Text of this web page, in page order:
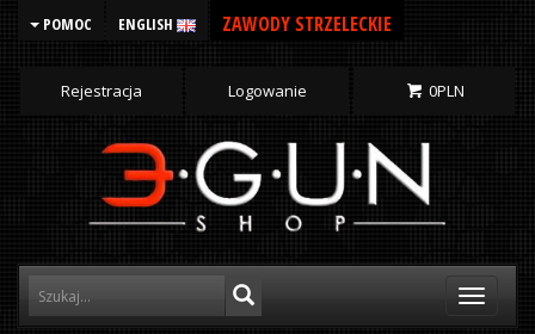
POMOC ENGLISH ZAWODY STRZELECKIE
Rejestracja Logowanie 0PLN
Toggle